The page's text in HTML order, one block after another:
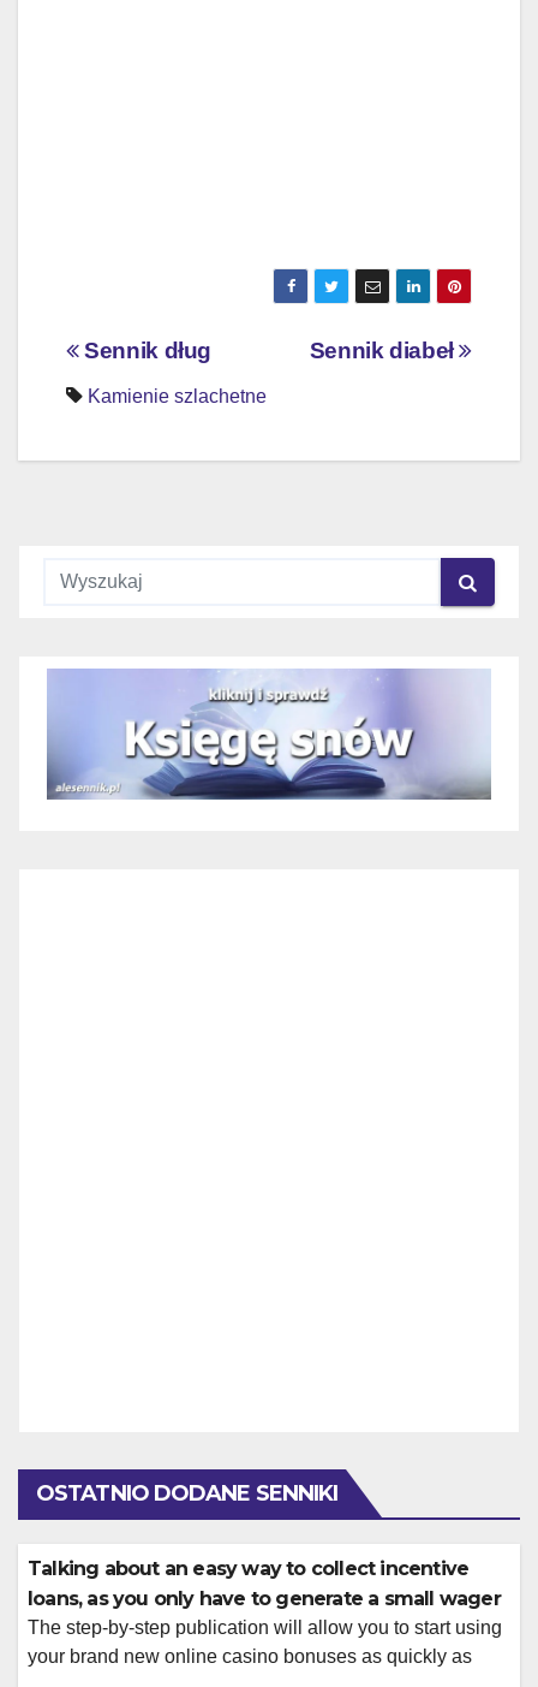
Nawigacja
wpisu
Sennik diabeł
Sennik dług
Kamienie szlachetne
OSTATNIO DODANE SENNIKI
Talking about an easy way to collect incentive
loans, as you only have to generate a small wager
The step-by-step publication will allow you to start using
your brand new online casino bonuses as quickly as